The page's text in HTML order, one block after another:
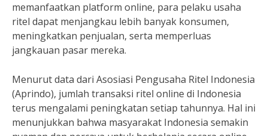
memanfaatkan platform online, para pelaku usaha
ritel dapat menjangkau lebih banyak konsumen,
meningkatkan penjualan, serta memperluas
jangkauan pasar mereka.
Menurut data dari Asosiasi Pengusaha Ritel Indonesia
(Aprindo), jumlah transaksi ritel online di Indonesia
terus mengalami peningkatan setiap tahunnya. Hal ini
menunjukkan bahwa masyarakat Indonesia semakin